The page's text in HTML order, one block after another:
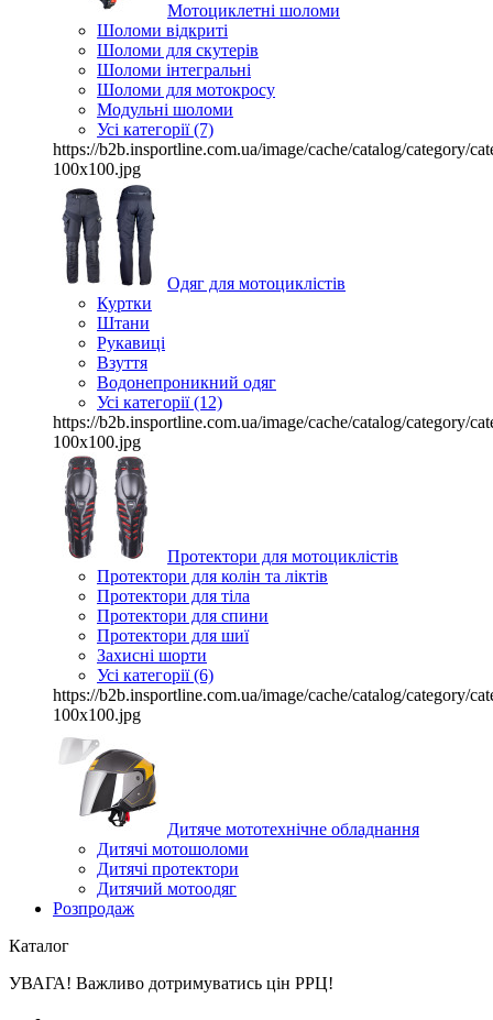
Мотоциклетні шоломи
Шоломи відкриті
Шоломи для скутерів
Шоломи інтегральні
Шоломи для мотокросу
Модульні шоломи
Усі категорії (7)
https://b2b.insportline.com.ua/image/cache/catalog/category/
100x100.jpg
Одяг для мотоциклістів
Куртки
Штани
Рукавиці
Взуття
Водонепроникний одяг
Усі категорії (12)
https://b2b.insportline.com.ua/image/cache/catalog/category/
100x100.jpg
Протектори для мотоциклістів
Протектори для колін та ліктів
Протектори для тіла
Протектори для спини
Протектори для шиї
Захисні шорти
Усі категорії (6)
https://b2b.insportline.com.ua/image/cache/catalog/category/
100x100.jpg
Дитяче мототехнічне обладнання
Дитячі мотошоломи
Дитячі протектори
Дитячий мотоодяг
Розпродаж
Каталог
УВАГА! Важливо дотримуватись цін РРЦ!